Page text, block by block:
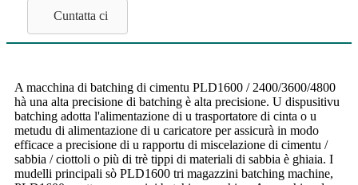
Cuntatta ci
A macchina di batching di cimentu PLD1600 / 2400/3600/4800
hà una alta precisione di batching è alta precisione. U dispusitivu
batching adotta l'alimentazione di u trasportatore di cinta o u
metudu di alimentazione di u caricatore per assicurà in modo
efficace a precisione di u rapportu di miscelazione di cimentu /
sabbia / ciottoli o più di trè tippi di materiali di sabbia è ghiaia. I
mudelli principali sò PLD1600 tri magazzini batching machine,